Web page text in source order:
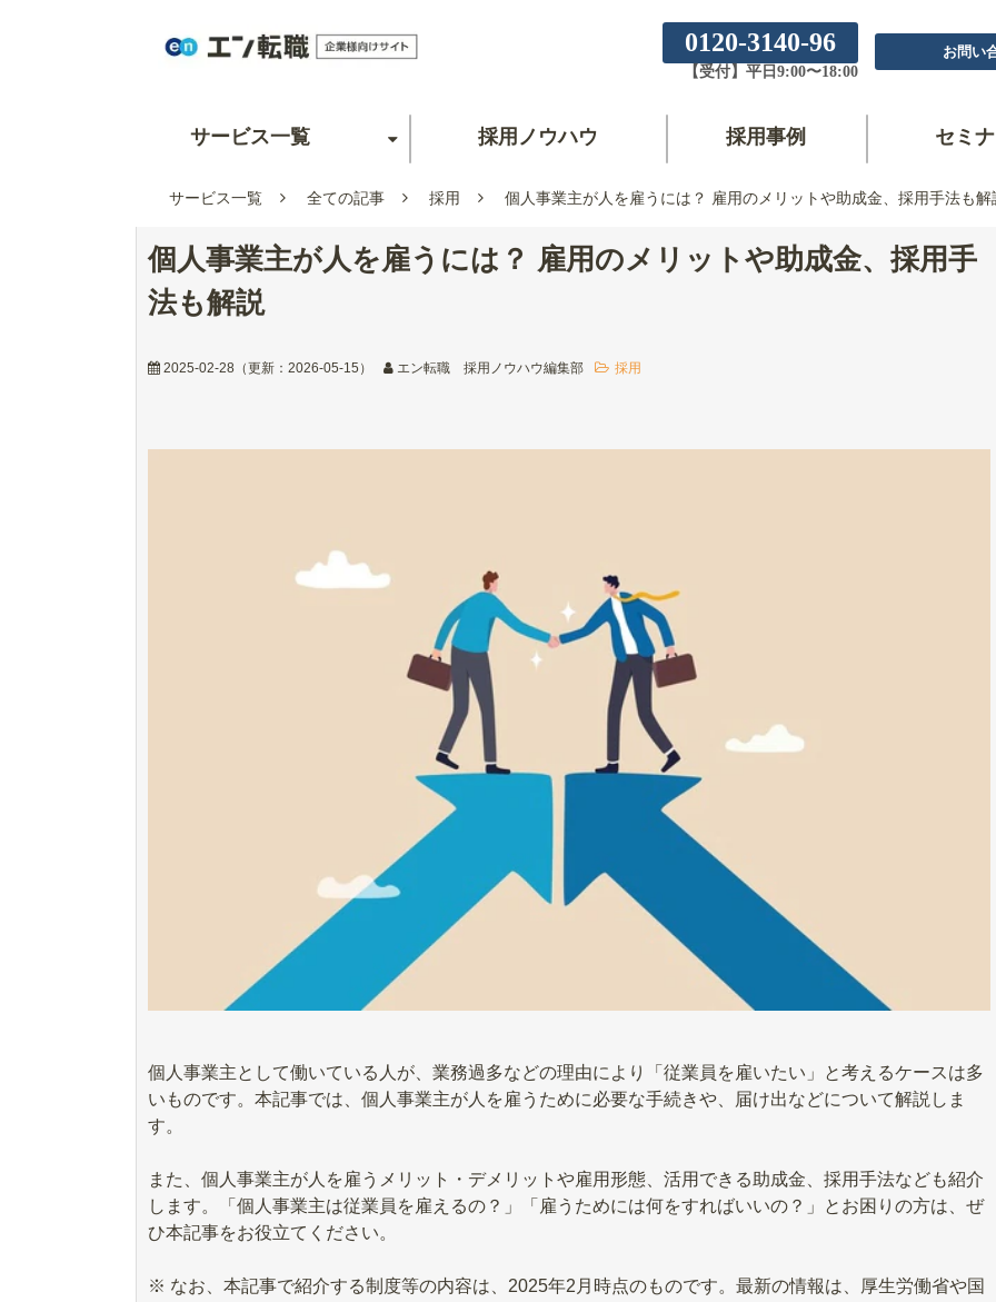
0120-3140-96
【受付】平日9:00〜18:00
お問い
サービス一覧 採用ノウハウ 採用事例 セミ
サービス一覧 全ての記事 採用 個人事業主が人を雇うには？ 雇用のメリットや助成金、採用手法も解
個人事業主が人を雇うには？ 雇用のメリットや助成金、採用手
法も解説
2025-02-28 （更新： 2026-05-15 ） エン転職 採用ノウハウ編集部 採用
個人事業主として働いている人が、業務過多などの理由により「従業員を雇いたい」と考えるケースは多
いものです。本記事では、個人事業主が人を雇うために必要な手続きや、届け出などについて解説しま
す。
また、個人事業主が人を雇うメリット・デメリットや雇用形態、活用できる助成金、採用手法なども紹介
します。「個人事業主は従業員を雇えるの？」「雇うためには何をすればいいの？」とお困りの方は、ぜ
ひ本記事をお役立てください。
※ なお、本記事で紹介する制度等の内容は、2025年2月時点のものです。最新の情報は、厚生労働省や国